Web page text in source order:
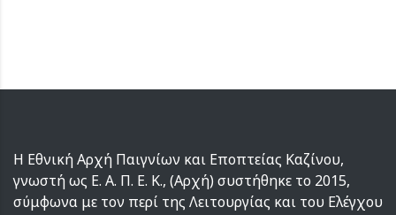
Η Εθνική Αρχή Παιγνίων και Εποπτείας Καζίνου,
γνωστή ως Ε. Α. Π. Ε. Κ., (Αρχή) συστήθηκε το 2015,
σύμφωνα με τον περί της Λειτουργίας και του Ελέγχου